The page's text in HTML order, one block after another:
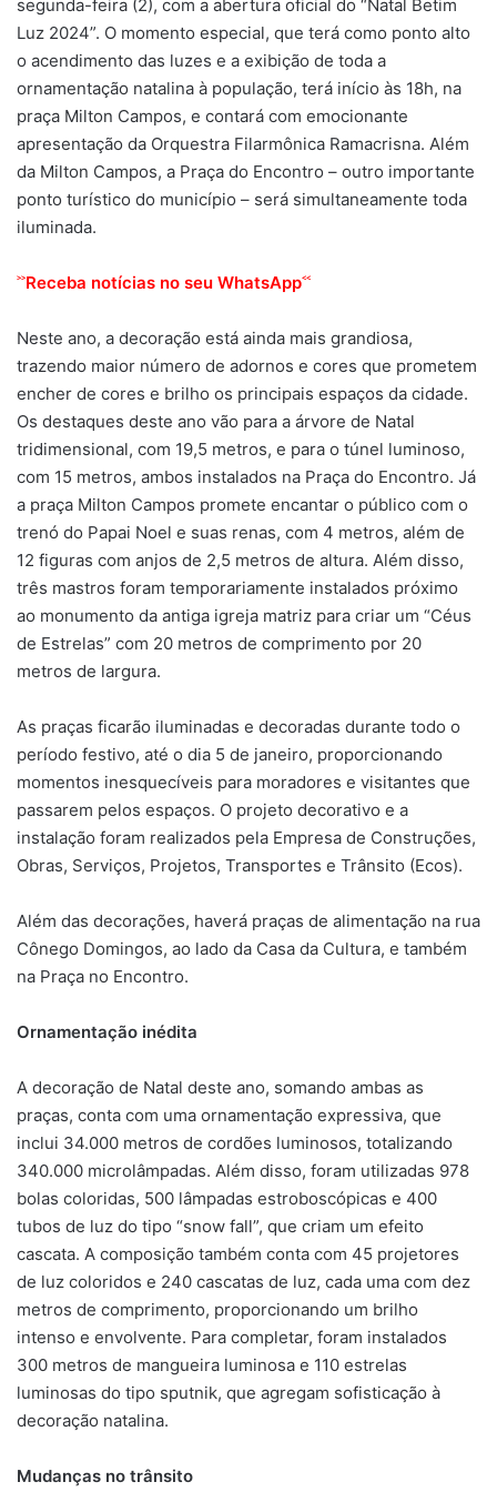
segunda-feira (2), com a abertura oficial do “Natal Betim
Luz 2024”. O momento especial, que terá como ponto alto
o acendimento das luzes e a exibição de toda a
ornamentação natalina à população, terá início às 18h, na
praça Milton Campos, e contará com emocionante
apresentação da Orquestra Filarmônica Ramacrisna. Além
da Milton Campos, a Praça do Encontro – outro importante
ponto turístico do município – será simultaneamente toda
iluminada.
˃˃Receba notícias no seu WhatsApp˂˂
Neste ano, a decoração está ainda mais grandiosa,
trazendo maior número de adornos e cores que prometem
encher de cores e brilho os principais espaços da cidade.
Os destaques deste ano vão para a árvore de Natal
tridimensional, com 19,5 metros, e para o túnel luminoso,
com 15 metros, ambos instalados na Praça do Encontro. Já
a praça Milton Campos promete encantar o público com o
trenó do Papai Noel e suas renas, com 4 metros, além de
12 figuras com anjos de 2,5 metros de altura. Além disso,
três mastros foram temporariamente instalados próximo
ao monumento da antiga igreja matriz para criar um “Céus
de Estrelas” com 20 metros de comprimento por 20
metros de largura.
As praças ficarão iluminadas e decoradas durante todo o
período festivo, até o dia 5 de janeiro, proporcionando
momentos inesquecíveis para moradores e visitantes que
passarem pelos espaços. O projeto decorativo e a
instalação foram realizados pela Empresa de Construções,
Obras, Serviços, Projetos, Transportes e Trânsito (Ecos).
Além das decorações, haverá praças de alimentação na rua
Cônego Domingos, ao lado da Casa da Cultura, e também
na Praça no Encontro.
Ornamentação inédita
A decoração de Natal deste ano, somando ambas as
praças, conta com uma ornamentação expressiva, que
inclui 34.000 metros de cordões luminosos, totalizando
340.000 microlâmpadas. Além disso, foram utilizadas 978
bolas coloridas, 500 lâmpadas estroboscópicas e 400
tubos de luz do tipo “snow fall”, que criam um efeito
cascata. A composição também conta com 45 projetores
de luz coloridos e 240 cascatas de luz, cada uma com dez
metros de comprimento, proporcionando um brilho
intenso e envolvente. Para completar, foram instalados
300 metros de mangueira luminosa e 110 estrelas
luminosas do tipo sputnik, que agregam sofisticação à
decoração natalina.
Mudanças no trânsito